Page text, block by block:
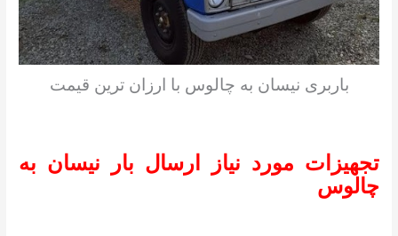
باربری نیسان به چالوس با ارزان ترین قیمت
تجهیزات مورد نیاز ارسال بار نیسان به
چالوس